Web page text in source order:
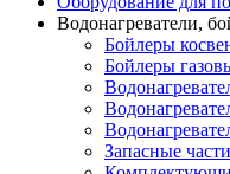
Водонагреватели,
Бойлеры
Бойлеры
Запасные части